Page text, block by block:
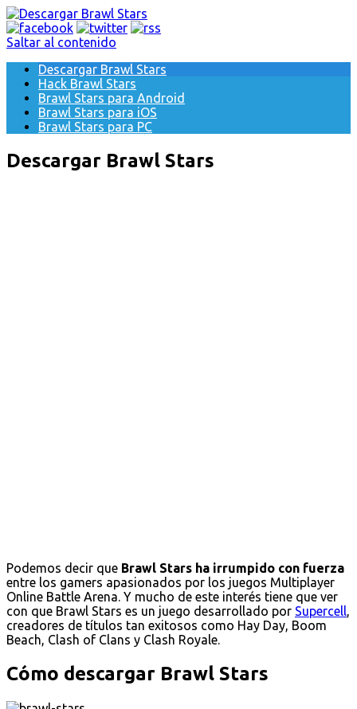
Saltar al contenido
Descargar Brawl Stars
Hack Brawl Stars
Brawl Stars para Android
Brawl Stars para iOS
Brawl Stars para PC
Descargar Brawl Stars
Podemos decir que Brawl Stars ha irrumpido con fuerza
entre los gamers apasionados por los juegos Multiplayer
Online Battle Arena. Y mucho de este interés tiene que ver
con que Brawl Stars es un juego desarrollado por Supercell,
creadores de títulos tan exitosos como Hay Day, Boom
Beach, Clash of Clans y Clash Royale.
Cómo descargar Brawl Stars